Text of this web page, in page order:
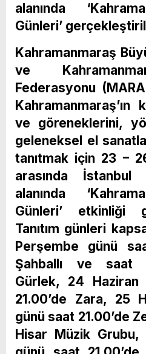
alanında
Günleri’
Kahramanmaraş
ve
Federasyonu
ve göreneklerini,
geleneksel el
tanıtmak için 23 –
arasında İstanbul
alanında
Günleri’ etkinliği
Tanıtım günleri
Perşembe günü
Şahballı ve saat
Gürlek, 24
21.00’de Zara, 25
günü saat 21.00’de
Hisar Müzik Grubu,